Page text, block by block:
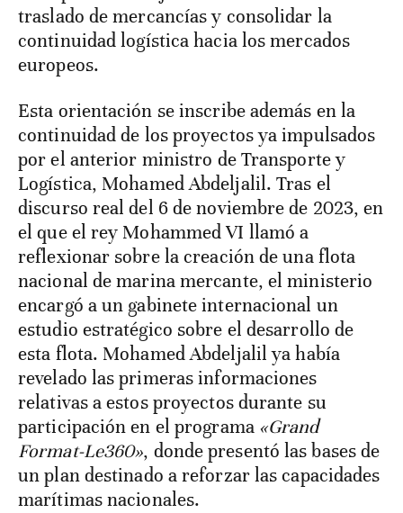
traslado de mercancías y consolidar la
continuidad logística hacia los mercados
europeos.
Esta orientación se inscribe además en la
continuidad de los proyectos ya impulsados
por el anterior ministro de Transporte y
Logística, Mohamed Abdeljalil. Tras el
discurso real del 6 de noviembre de 2023, en
el que el rey Mohammed VI llamó a
reflexionar sobre la creación de una flota
nacional de marina mercante, el ministerio
encargó a un gabinete internacional un
estudio estratégico sobre el desarrollo de
esta flota. Mohamed Abdeljalil ya había
revelado las primeras informaciones
relativas a estos proyectos durante su
participación en el programa «Grand
Format-Le360», donde presentó las bases de
un plan destinado a reforzar las capacidades
marítimas nacionales.